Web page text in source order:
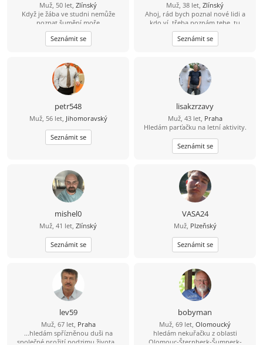
Muž, 50 let, Zlínský
Když je žába ve studni nemůže
poznat šumění moře
Seznámit se
Muž, 38 let, Zlínský
Ahoj, rád bych poznal nové lidi a
kdo ví, třeba poznám tebe, tu
pravou...
Seznámit se
petr548
Muž, 56 let, Jihomoravský
Seznámit se
lisakzrzavy
Muž, 43 let, Praha
Hledám parťačku na letní aktivity.
Seznámit se
mishel0
Muž, 41 let, Zlínský
Seznámit se
VASA24
Muž, Plzeňský
Seznámit se
lev59
Muž, 67 let, Praha
...hledám spřízněnou duši na
společné prožití podzimu života...
bobyman
Muž, 69 let, Olomoucký
hledám nekuřačku z oblasti
Olomouc-Šternberk-Šumperk-